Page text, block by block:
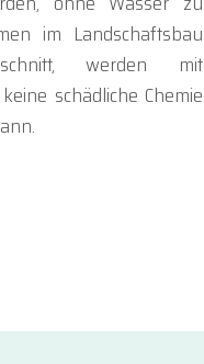
im Landschaftsbau
werden mit
schädliche Chemie